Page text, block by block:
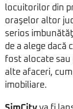
locuitorilor din
oraşelor altor
serios
de a alege dacă
fost alocate sau
alte afaceri,
imobiliare.